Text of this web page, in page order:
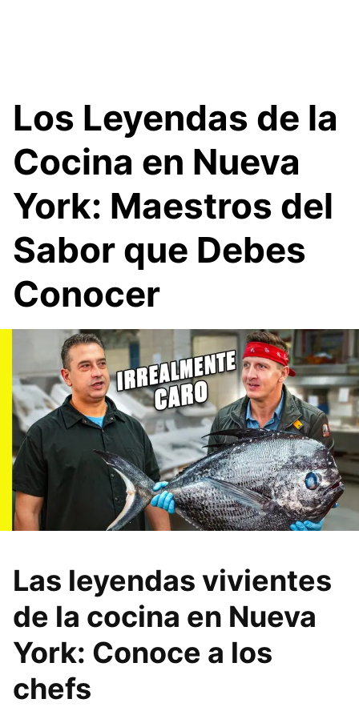
Los Leyendas de la
Cocina en Nueva
York: Maestros del
Sabor que Debes
Conocer
Las leyendas vivientes
de la cocina en Nueva
York: Conoce a los
chefs